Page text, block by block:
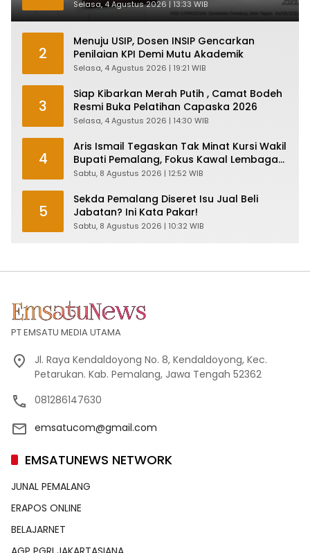
Pabrik dan Serap Ribuan Tenaga Kerja
Selasa, 4 Agustus 2026 | 13:33 WIB
2
Menuju USIP, Dosen INSIP Gencarkan
Penilaian KPI Demi Mutu Akademik
Selasa, 4 Agustus 2026 | 19:21 WIB
3
Siap Kibarkan Merah Putih , Camat Bodeh
Resmi Buka Pelatihan Capaska 2026
Selasa, 4 Agustus 2026 | 14:30 WIB
4
Aris Ismail Tegaskan Tak Minat Kursi Wakil
Bupati Pemalang, Fokus Kawal Lembaga
Legislatif
Sabtu, 8 Agustus 2026 | 12:52 WIB
5
Sekda Pemalang Diseret Isu Jual Beli
Jabatan? Ini Kata Pakar!
Sabtu, 8 Agustus 2026 | 10:32 WIB
PT EMSATU MEDIA UTAMA
Jl. Raya Kendaldoyong No. 8, Kendaldoyong, Kec.
Petarukan. Kab. Pemalang, Jawa Tengah 52362
081286147630
emsatucom@gmail.com
EMSATUNEWS NETWORK
JUNAL PEMALANG
ERAPOS ONLINE
BELAJARNET